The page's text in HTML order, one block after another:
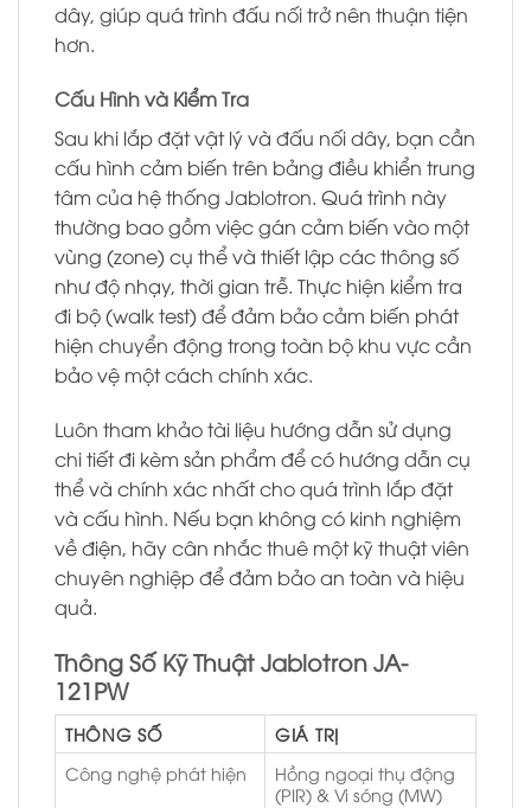
dây, giúp quá trình đấu nối trở nên thuận tiện
hơn.
Cấu Hình và Kiểm Tra
Sau khi lắp đặt vật lý và đấu nối dây, bạn cần
cấu hình cảm biến trên bảng điều khiển trung
tâm của hệ thống Jablotron. Quá trình này
thường bao gồm việc gán cảm biến vào một
vùng (zone) cụ thể và thiết lập các thông số
như độ nhạy, thời gian trễ. Thực hiện kiểm tra
đi bộ (walk test) để đảm bảo cảm biến phát
hiện chuyển động trong toàn bộ khu vực cần
bảo vệ một cách chính xác.
Luôn tham khảo tài liệu hướng dẫn sử dụng
chi tiết đi kèm sản phẩm để có hướng dẫn cụ
thể và chính xác nhất cho quá trình lắp đặt
và cấu hình. Nếu bạn không có kinh nghiệm
về điện, hãy cân nhắc thuê một kỹ thuật viên
chuyên nghiệp để đảm bảo an toàn và hiệu
quả.
Thông Số Kỹ Thuật Jablotron JA-
121PW
THÔNG SỐ
GIÁ TRỊ
Công nghệ phát hiện
Hồng ngoại thụ động
(PIR) & Vi sóng (MW)